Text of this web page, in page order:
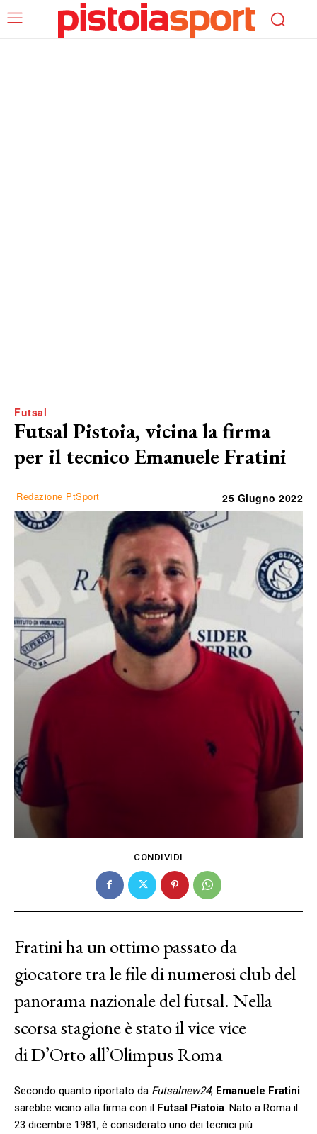
Futsal
Futsal Pistoia, vicina la firma
per il tecnico Emanuele Fratini
Redazione PtSport 25 Giugno 2022
CONDIVIDI
Fratini ha un ottimo passato da
giocatore tra le file di numerosi club del
panorama nazionale del futsal. Nella
scorsa stagione è stato il vice vice
di D’Orto all’Olimpus Roma
Secondo quanto riportato da Futsalnew24, Emanuele Fratini
sarebbe vicino alla firma con il Futsal Pistoia. Nato a Roma il
23 dicembre 1981, è considerato uno dei tecnici più